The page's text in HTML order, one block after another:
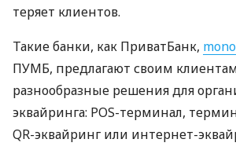
теряет клиентов.
Такие банки, как ПриватБанк,
ПУМБ, предлагают своим
разнообразные решения для
эквайринга: POS-терминал,
QR-эквайринг или интернет-